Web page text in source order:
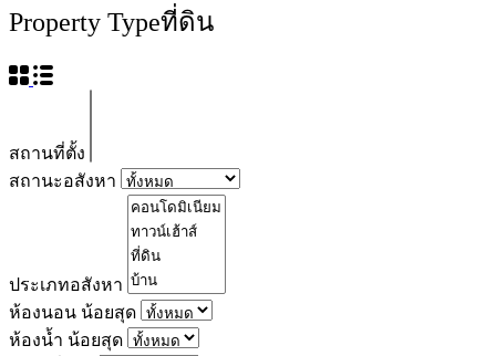
Property Typeที่ดิน
สถานที่ตั้ง
สถานะอสังหา
ประเภทอสังหา
ห้องนอน น้อยสุด
ห้องน้ำ น้อยสุด